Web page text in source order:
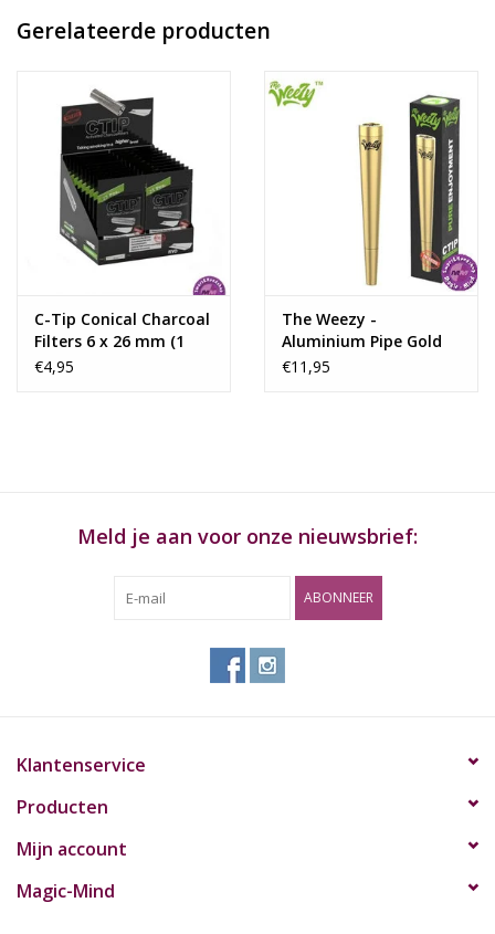
Jack-pod en Weezy zijn gemakkelijk te reinigen met alcohol
Gerelateerde producten
C-Tip Conical Charcoal
Filters 6 x 26 mm (1
packs 25 tips )
€4,95
The Weezy -
Aluminium Pipe Gold
€11,95
Meld je aan voor onze nieuwsbrief:
ABONNEER
Klantenservice
Producten
Mijn account
Magic-Mind